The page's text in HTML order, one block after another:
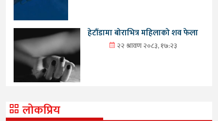
हेटौंडामा बोराभित्र महिलाको शव फेला
२२ श्रावण २०८३, १७:२३
लोकप्रिय